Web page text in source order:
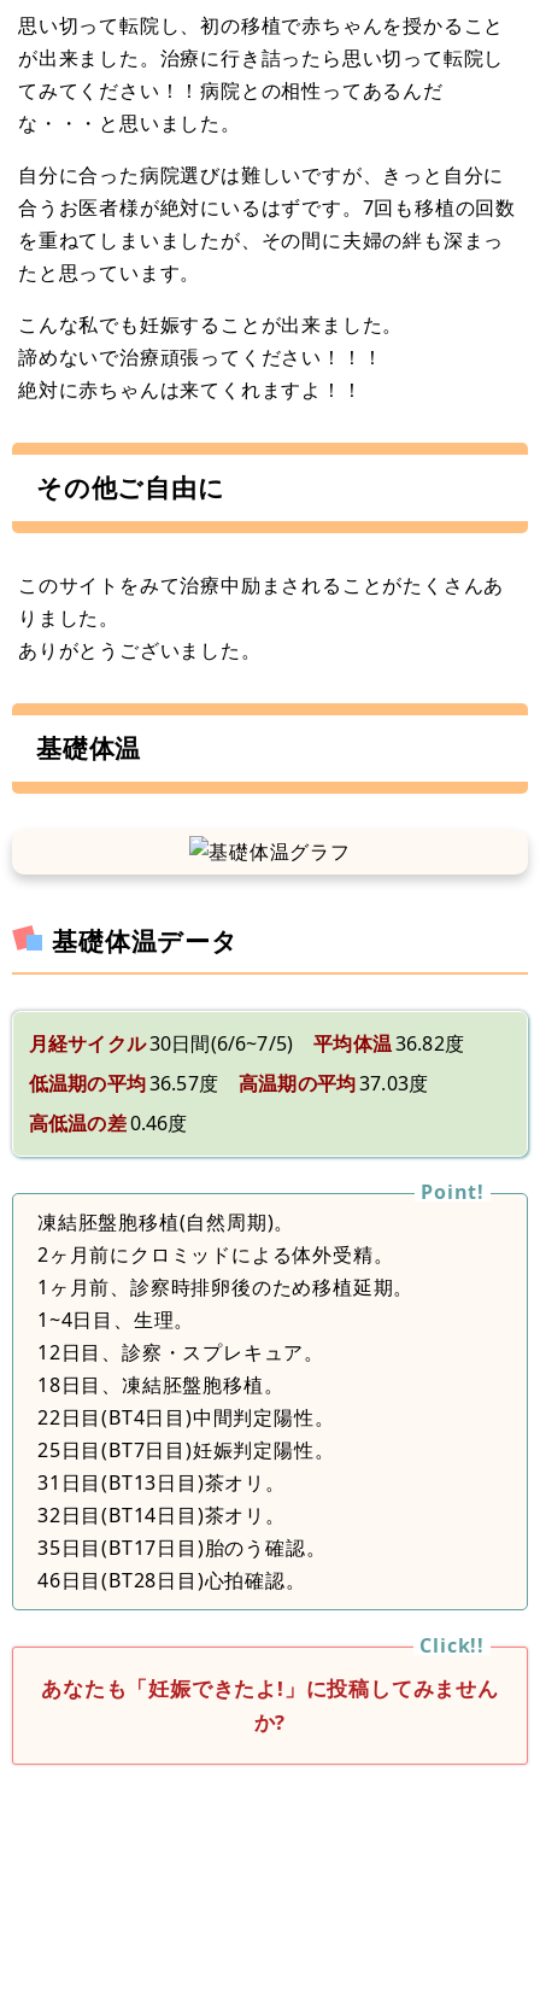
思い切って転院し、初の移植で赤ちゃんを授かること
が出来ました。治療に行き詰ったら思い切って転院し
てみてください！！病院との相性ってあるんだ
な・・・と思いました。
自分に合った病院選びは難しいですが、きっと自分に
合うお医者様が絶対にいるはずです。7回も移植の回数
を重ねてしまいましたが、その間に夫婦の絆も深まっ
たと思っています。
こんな私でも妊娠することが出来ました。
諦めないで治療頑張ってください！！！
絶対に赤ちゃんは来てくれますよ！！
その他ご自由に
このサイトをみて治療中励まされることがたくさんあ
りました。
ありがとうございました。
基礎体温
基礎体温データ
月経サイクル30日間(6/6~7/5) 平均体温36.82度
低温期の平均36.57度 高温期の平均37.03度
高低温の差0.46度
凍結胚盤胞移植(自然周期)。
2ヶ月前にクロミッドによる体外受精。
1ヶ月前、診察時排卵後のため移植延期。
1~4日目、生理。
12日目、診察・スプレキュア。
18日目、凍結胚盤胞移植。
22日目(BT4日目)中間判定陽性。
25日目(BT7日目)妊娠判定陽性。
31日目(BT13日目)茶オリ。
32日目(BT14日目)茶オリ。
35日目(BT17日目)胎のう確認。
46日目(BT28日目)心拍確認。
あなたも「妊娠できたよ!」に投稿してみません
か?